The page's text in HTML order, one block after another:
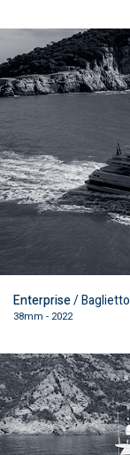
Enterprise/ Baglietto
38mm - 2022